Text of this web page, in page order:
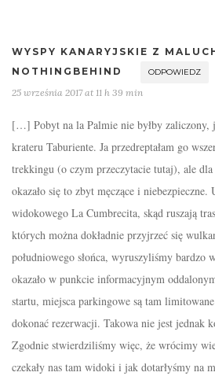
WYSPY KANARYJSKIE Z
NOTHINGBEHIND
ODPOWIEDZ
25 września 2017 at 11 h 39 min
[…] Pobyt na la Palmie nie byłby zaliczony,
krateru Taburiente. Ja przedreptałam go
trekkingu (o czym przeczytacie tutaj), ale
okazało się to zbyt męczące i
widokowego La Cumbrecita, skąd ruszają
których można dokładnie przyjrzeć się
południowego słońca, wyruszyliśmy bardzo
okazało w punkcie informacyjnym
startu, miejsca parkingowe są tam
dokonać rezerwacji. Takowa nie jest jednak
Zgodnie stwierdziliśmy więc, że wrócimy
czekały nas tam widoki i jak dotarłyśmy na